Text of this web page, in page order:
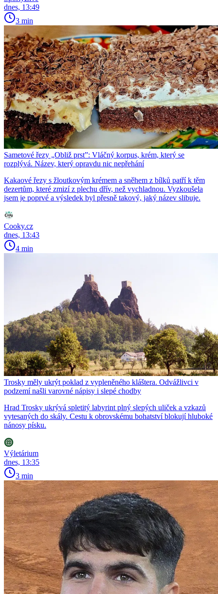
dnes, 13:49
3 min
Sametové řezy „Obliž prst”: Vláčný korpus, krém, který se
rozplývá. Název, který opravdu nic nepřehání
Kakaové řezy s žloutkovým krémem a sněhem z bílků patří k těm
dezertům, které zmizí z plechu dřív, než vychladnou. Vyzkoušela
jsem je poprvé a výsledek byl přesně takový, jaký název slibuje.
Cooky.cz
dnes, 13:43
4 min
Trosky měly ukrýt poklad z vypleněného kláštera. Odvážlivci v
podzemí našli varovné nápisy i slepé chodby
Hrad Trosky ukrývá spletitý labyrint plný slepých uliček a vzkazů
vytesaných do skály. Cestu k obrovskému bohatství blokují hluboké
nánosy písku.
Výletárium
dnes, 13:35
3 min